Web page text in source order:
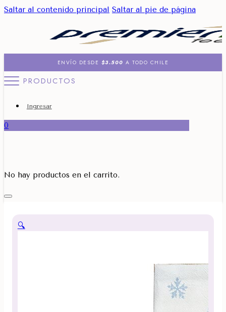
Saltar al contenido principal Saltar al pie de página
ENVÍO DESDE $3.500 A TODO CHILE
PRODUCTOS
Ingresar
0
No hay productos en el carrito.
🔍